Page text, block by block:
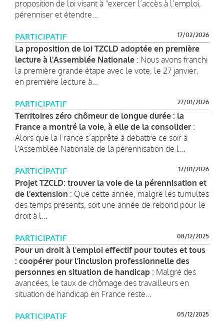
proposition de loi visant à "exercer l’accès à l’emploi,
pérenniser et étendre...
PARTICIPATIF 17/02/2026
La proposition de loi TZCLD adoptée en première
lecture à l'Assemblée Nationale : Nous avons franchi
la première grande étape avec le vote, le 27 janvier,
en première lecture à...
PARTICIPATIF 27/01/2026
Territoires zéro chômeur de longue durée : la
France a montré la voie, à elle de la consolider :
Alors que la France s’apprête à débattre ce soir à
l'Assemblée Nationale de la pérennisation de l...
PARTICIPATIF 17/01/2026
Projet TZCLD: trouver la voie de la pérennisation et
de l’extension : Que cette année, malgré les tumultes
des temps présents, soit une année de rebond pour le
droit à l...
PARTICIPATIF 08/12/2025
Pour un droit à l'emploi effectif pour toutes et tous
: coopérer pour l’inclusion professionnelle des
personnes en situation de handicap : Malgré des
avancées, le taux de chômage des travailleurs en
situation de handicap en France reste...
PARTICIPATIF 05/12/2025